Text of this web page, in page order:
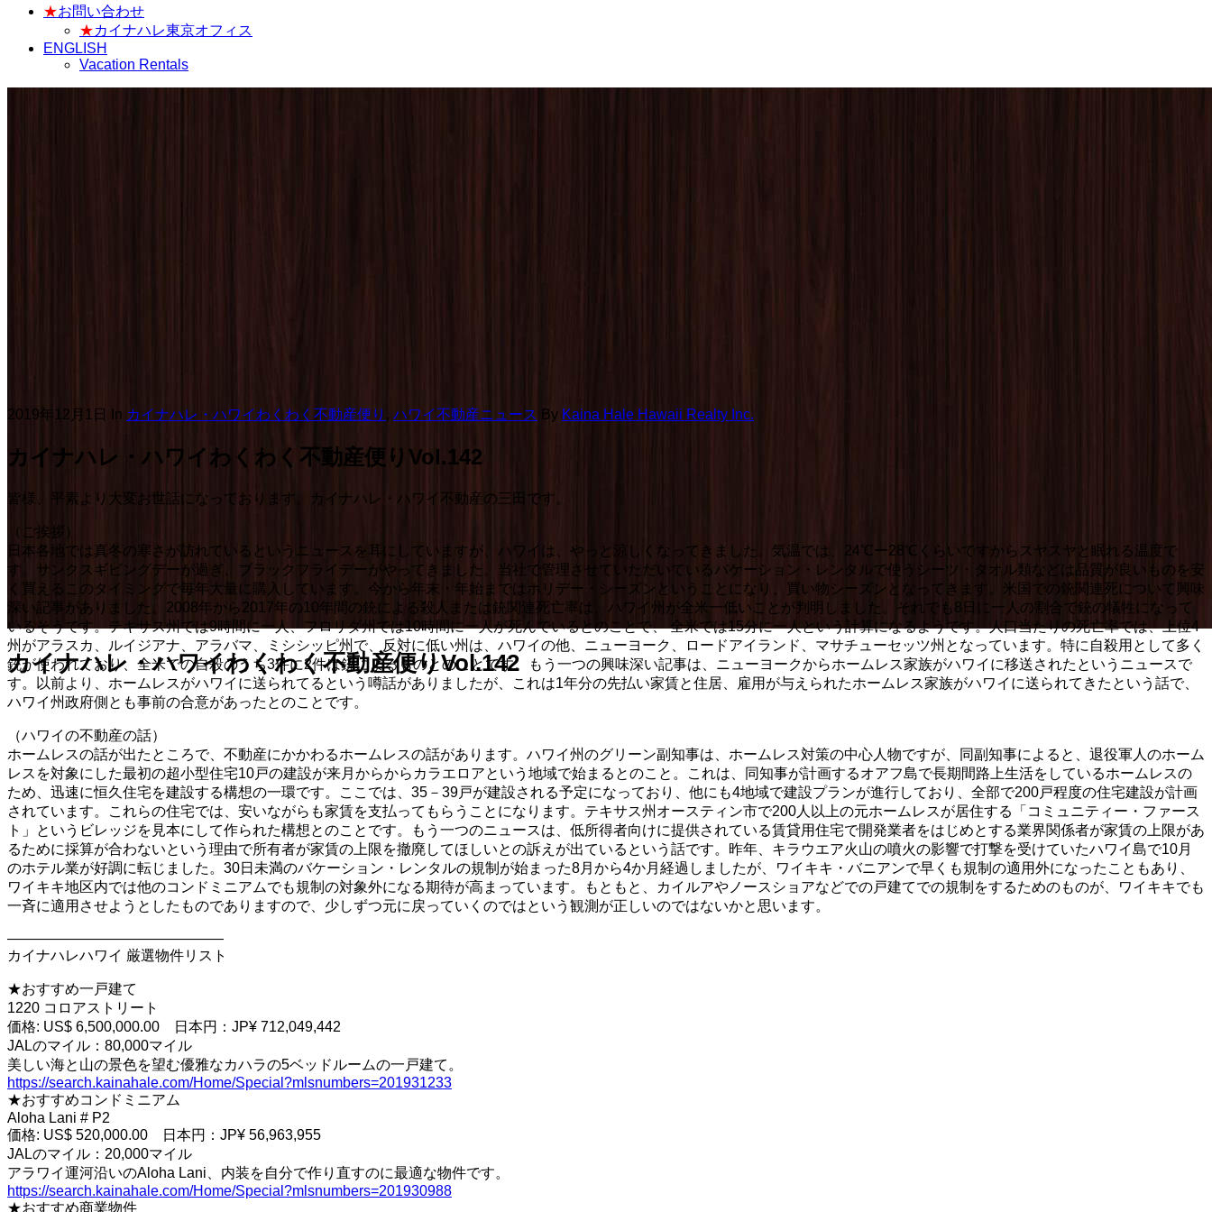
★お問い合わせ
★カイナハレ東京オフィス
ENGLISH
Vacation Rentals
カイナハレ・ハワイわくわく不動産便りVol.142
2019年12月1日 In カイナハレ・ハワイわくわく不動産便り , ハワイ不動産ニュース By Kaina Hale Hawaii Realty Inc.
カイナハレ・ハワイわくわく不動産便りVol.142
皆様、平素より大変お世話になっております。カイナハレ・ハワイ不動産の三田です。
（ご挨拶）
日本各地では真冬の寒さが訪れているというニュースを耳にしていますが、ハワイは、やっと涼しくなってきました。気温では、24℃ー28℃くらいですからスヤスヤと眠れる温度で
す。サンクスギビングデーが過ぎ、ブラックフライデーがやってきました。当社で管理させていただいているバケーション・レンタルで使うシーツ・タオル類などは品質が良いものを安
く買えるこのタイミングで毎年大量に購入しています。今から年末・年始まではホリデー・シーズンということになり、買い物シーズンとなってきます。米国での銃関連死について興味
深い記事がありました。2008年から2017年の10年間の銃による殺人または銃関連死亡率は、ハワイ州が全米一低いことが判明しました。それでも8日に一人の割合で銃の犠牲になって
いるそうです。テキサス州では9時間に一人、フロリダ州では10時間に一人が死んでいるとのことで、 全米では15分に一人という計算になるようです。人口当たりの死亡率では、上位4
州がアラスカ、ルイジアナ、アラバマ、ミシシッピ州で、反対に低い州は、ハワイの他、ニューヨーク、ロードアイランド、マサチューセッツ州となっています。特に自殺用として多く
銃が使われており、全米での自殺のうち3件に2件は銃によるものとのことです。もう一つの興味深い記事は、ニューヨークからホームレス家族がハワイに移送されたというニュースで
す。以前より、ホームレスがハワイに送られてるという噂話がありましたが、これは1年分の先払い家賃と住居、雇用が与えられたホームレス家族がハワイに送られてきたという話で、
ハワイ州政府側とも事前の合意があったとのことです。
（ハワイの不動産の話）
ホームレスの話が出たところで、不動産にかかわるホームレスの話があります。ハワイ州のグリーン副知事は、ホームレス対策の中心人物ですが、同副知事によると、退役軍人のホーム
レスを対象にした最初の超小型住宅10戸の建設が来月からからカラエロアという地域で始まるとのこと。これは、同知事が計画するオアフ島で長期間路上生活をしているホームレスの
ため、迅速に恒久住宅を建設する構想の一環です。ここでは、35－39戸が建設される予定になっており、他にも4地域で建設プランが進行しており、全部で200戸程度の住宅建設が計画
されています。これらの住宅では、安いながらも家賃を支払ってもらうことになります。テキサス州オースティン市で200人以上の元ホームレスが居住する「コミュニティー・ファース
ト」というビレッジを見本にして作られた構想とのことです。もう一つのニュースは、低所得者向けに提供されている賃貸用住宅で開発業者をはじめとする業界関係者が家賃の上限があ
るために採算が合わないという理由で所有者が家賃の上限を撤廃してほしいとの訴えが出ているという話です。昨年、キラウエア火山の噴火の影響で打撃を受けていたハワイ島で10月
のホテル業が好調に転じました。30日未満のバケーション・レンタルの規制が始まった8月から4か月経過しましたが、ワイキキ・バニアンで早くも規制の適用外になったこともあり、
ワイキキ地区内では他のコンドミニアムでも規制の対象外になる期待が高まっています。もともと、カイルアやノースショアなどでの戸建てでの規制をするためのものが、ワイキキでも
一斉に適用させようとしたものでありますので、少しずつ元に戻っていくのではという観測が正しいのではないかと思います。
———————————————
カイナハレハワイ 厳選物件リスト
★おすすめ一戸建て
1220 コロアストリート
価格: US$ 6,500,000.00 日本円：JP¥ 712,049,442
JALのマイル：80,000マイル
美しい海と山の景色を望む優雅なカハラの5ベッドルームの一戸建て。
https://search.kainahale.com/Home/Special?mlsnumbers=201931233
★おすすめコンドミニアム
Aloha Lani # P2
価格: US$ 520,000.00 日本円：JP¥ 56,963,955
JALのマイル：20,000マイル
アラワイ運河沿いのAloha Lani、内装を自分で作り直すのに最適な物件です。
https://search.kainahale.com/Home/Special?mlsnumbers=201930988
★おすすめ商業物件